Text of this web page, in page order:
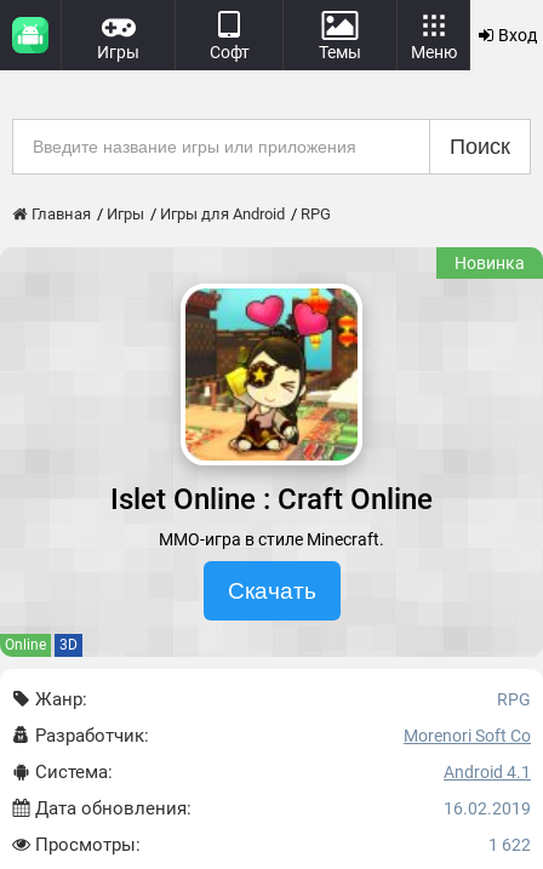
Игры Софт Темы Меню
Вход
Поиск
Главная Игры Игры для Android RPG
Новинка
Islet Online : Craft Online
MMO-игра в стиле Minecraft.
Скачать
Online 3D
Жанр: RPG
Разработчик: Morenori Soft Co
Система: Android 4.1
Дата обновления: 16.02.2019
Просмотры: 1 622